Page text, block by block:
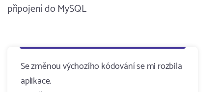
připojení do MySQL
Se změnou výchozího kódování se mi rozbila
aplikace.